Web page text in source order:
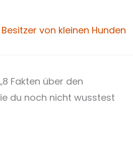
von kleinen Hunden
Fakten über den
du noch nicht wusstest